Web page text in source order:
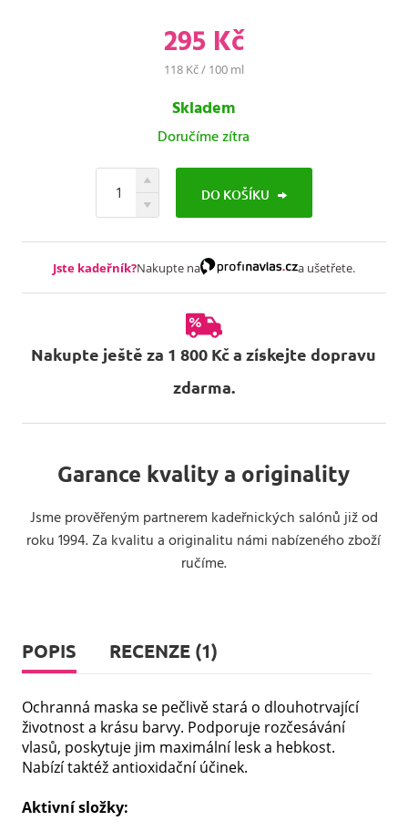
295 Kč
118 Kč / 100 ml
Skladem
Doručíme zítra
DO KOŠÍKU
Jste kadeřník?Nakupte na a ušetřete.
Nakupte ještě za 1 800 Kč a získejte dopravu
zdarma.
Garance kvality a originality
Jsme prověřeným partnerem kadeřnických salónů již od
roku 1994. Za kvalitu a originalitu námi nabízeného zboží
ručíme.
POPIS RECENZE (1)
Ochranná maska se pečlivě stará o dlouhotrvající
životnost a krásu barvy. Podporuje rozčesávání
vlasů, poskytuje jim maximální lesk a hebkost.
Nabízí taktéž antioxidační účinek.
Aktivní složky: